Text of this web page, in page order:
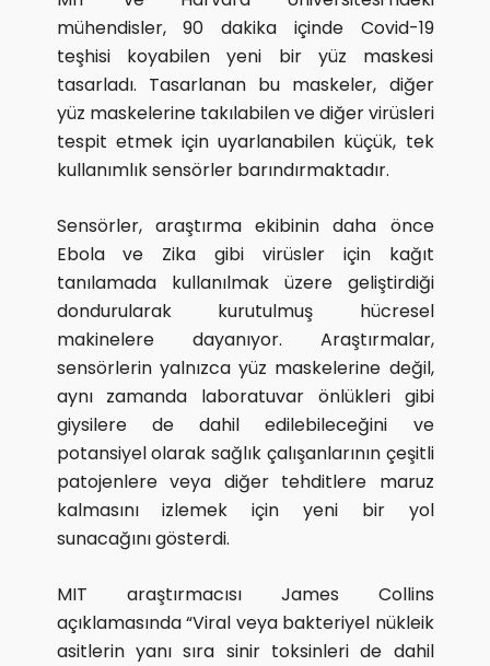
mühendisler, 90 dakika içinde Covid-19
teşhisi koyabilen yeni bir yüz maskesi
tasarladı. Tasarlanan bu maskeler, diğer
yüz maskelerine takılabilen ve diğer virüsleri
tespit etmek için uyarlanabilen küçük, tek
kullanımlık sensörler barındırmaktadır.
Sensörler, araştırma ekibinin daha önce
Ebola ve Zika gibi virüsler için kağıt
tanılamada kullanılmak üzere geliştirdiği
dondurularak kurutulmuş hücresel
makinelere dayanıyor. Araştırmalar,
sensörlerin yalnızca yüz maskelerine değil,
aynı zamanda laboratuvar önlükleri gibi
giysilere de dahil edilebileceğini ve
potansiyel olarak sağlık çalışanlarının çeşitli
patojenlere veya diğer tehditlere maruz
kalmasını izlemek için yeni bir yol
sunacağını gösterdi.
MIT araştırmacısı James Collins
açıklamasında “Viral veya bakteriyel nükleik
asitlerin yanı sıra sinir toksinleri de dahil